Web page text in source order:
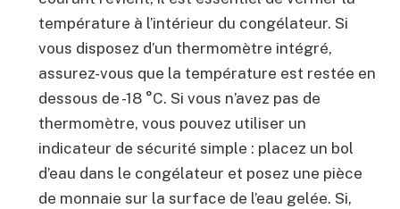
température à l’intérieur du congélateur. Si
vous disposez d’un thermomètre intégré,
assurez-vous que la température est restée en
dessous de -18 °C. Si vous n’avez pas de
thermomètre, vous pouvez utiliser un
indicateur de sécurité simple : placez un bol
d’eau dans le congélateur et posez une pièce
de monnaie sur la surface de l’eau gelée. Si,